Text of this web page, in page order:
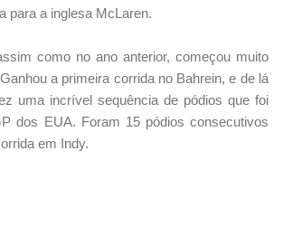
para a inglesa McLaren.
como no ano anterior, começou muito
a primeira corrida no Bahrein, e de lá
uma incrível sequência de pódios que foi
dos EUA. Foram 15 pódios consecutivos
em Indy.